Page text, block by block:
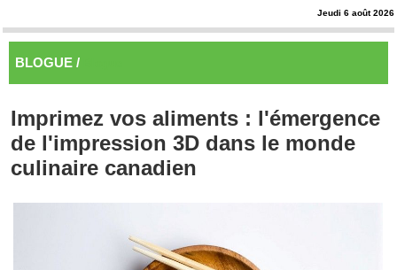
Jeudi 6 août 2026
BLOGUE /
Imprimez vos aliments : l'émergence
de l'impression 3D dans le monde
culinaire canadien